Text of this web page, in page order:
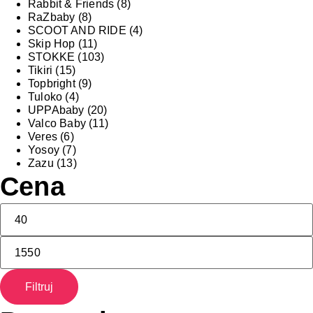
Rabbit & Friends (8)
RaZbaby (8)
SCOOT AND RIDE (4)
Skip Hop (11)
STOKKE (103)
Tikiri (15)
Topbright (9)
Tuloko (4)
UPPAbaby (20)
Valco Baby (11)
Veres (6)
Yosoy (7)
Zazu (13)
Cena
Filtruj